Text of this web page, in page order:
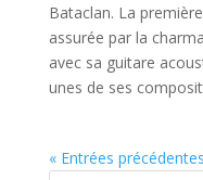
Bataclan. La
assurée par la
avec sa guitare
unes de ses
« Entrées précédentes